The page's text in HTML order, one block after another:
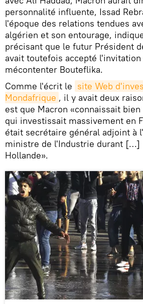
personnalité influente, Issad
l'époque des relations tendues
algérien et son entourage,
précisant que le futur Président
avait toutefois accepté
mécontenter Bouteflika.
Comme l'écrit le site Web
Mondafrique , il y avait deux
est que Macron «connaissait
qui investissait massivement en
était secrétaire général adjoint à
ministre de l'Industrie durant […]
Hollande».